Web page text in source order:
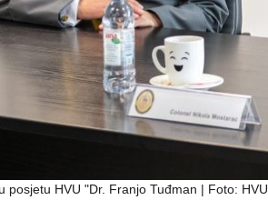
posjetu HVU "Dr. Franjo Tuđman | Foto: HVU